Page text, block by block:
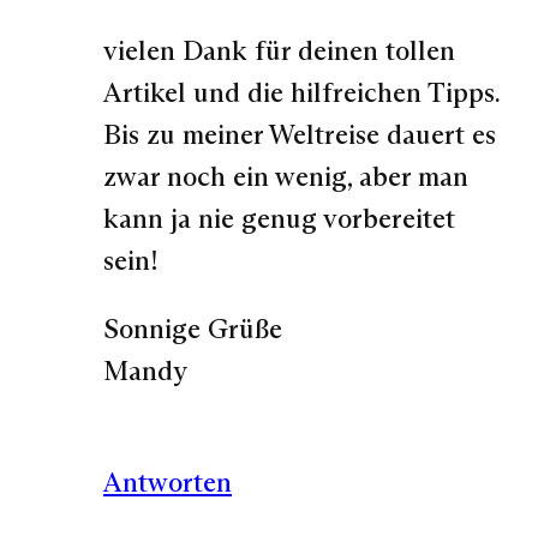
vielen Dank für deinen tollen
Artikel und die hilfreichen Tipps.
Bis zu meiner Weltreise dauert es
zwar noch ein wenig, aber man
kann ja nie genug vorbereitet
sein!
Sonnige Grüße
Mandy
Antworten